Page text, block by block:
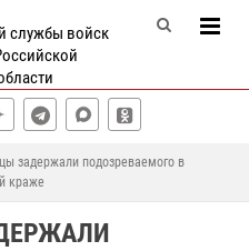
службы войск
задержали подозреваемого в
краже